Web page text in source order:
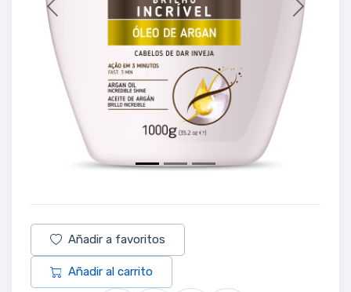
Previous Next
Añadir a favoritos
Añadir al carrito